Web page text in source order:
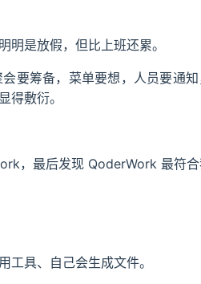
是放假，但比上班还累。
要筹备，菜单要想，人员要通
得敷衍。
，最后发现 QoderWork 最符合
具、自己会生成文件。